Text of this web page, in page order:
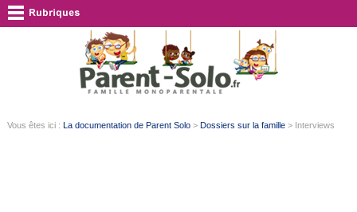
Vous êtes ici : La documentation de Parent Solo> Dossiers sur la famille> Interviews